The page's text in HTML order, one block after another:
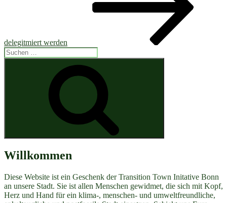
delegitmiert werden
Suchen
nach:
Willkommen
Diese Website ist ein Geschenk der Transition Town Initative Bonn
an unsere Stadt. Sie ist allen Menschen gewidmet, die sich mit Kopf,
Herz und Hand für ein klima-, menschen- und umweltfreundliche,